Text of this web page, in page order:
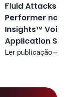
Fluid Attacks
Performer no
Insights™
Application
Ler publicação